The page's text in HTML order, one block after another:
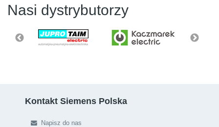
Nasi dystrybutorzy
Kontakt Siemens Polska
Napisz do nas